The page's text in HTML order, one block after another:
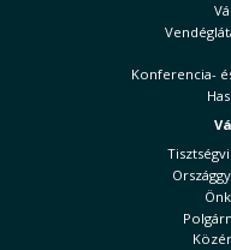
Konferencia-